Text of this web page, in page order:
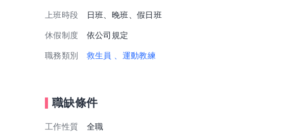
上班時段 日班、晚班、假日班
休假制度 依公司規定
職務類別 救生員 、運動教練
職缺條件
工作性質 全職